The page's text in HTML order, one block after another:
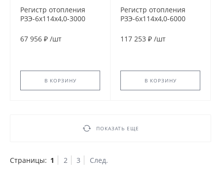
Регистр отопления
РЗЭ-6x114x4,0-3000
67 956 ₽ /шт
В КОРЗИНУ
Регистр отопления
РЗЭ-6x114x4,0-6000
117 253 ₽ /шт
В КОРЗИНУ
ПОКАЗАТЬ ЕЩЕ
Страницы: 1 2 3 След.